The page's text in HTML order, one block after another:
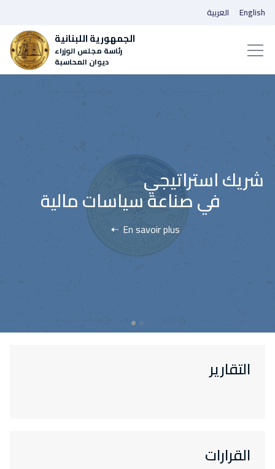
الجمهورية اللبنانية
رئاسة مجلس الوزراء
ديوان المحاسبة
العربية English
En savoir plus
التقارير
القرارات